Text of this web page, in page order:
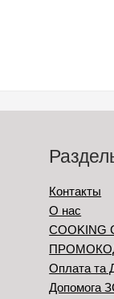
Контакты
О нас
COOKING
Оплата та
Допомога